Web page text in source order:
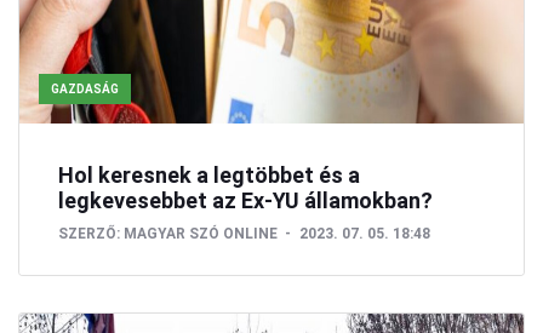
GAZDASÁG
Hol keresnek a legtöbbet és a
legkevesebbet az Ex-YU államokban?
SZERZŐ: MAGYAR SZÓ ONLINE 2023. 07. 05. 18:48